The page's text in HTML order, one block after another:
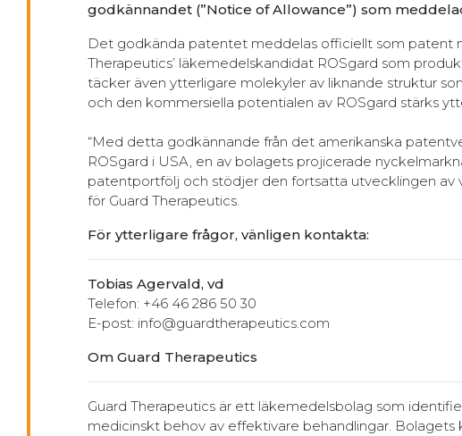
godkännandet (”Notice of Allowance”) som
Det godkända patentet meddelas officiellt som patent
Therapeutics’ läkemedelskandidat ROSgard som
täcker även ytterligare molekyler av liknande struktur
och den kommersiella potentialen av ROSgard stärks
“Med detta godkännande från det amerikanska
ROSgard i USA, en av bolagets projicerade
patentportfölj och stödjer den fortsatta utvecklingen av
för Guard Therapeutics.
För ytterligare frågor, vänligen kontakta:
Tobias Agervald, vd
Telefon: +46 46 286 50 30
E-post: info@guardtherapeutics.com
Om Guard Therapeutics
Guard Therapeutics är ett läkemedelsbolag som
medicinskt behov av effektivare behandlingar.